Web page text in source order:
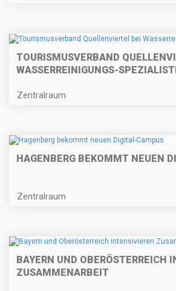
TOURISMUSVERBAND
WASSERREINIGUNGS-
Zentralraum
HAGENBERG BEKOMMT NEUEN
Zentralraum
BAYERN UND OBERÖSTERREICH
ZUSAMMENARBEIT